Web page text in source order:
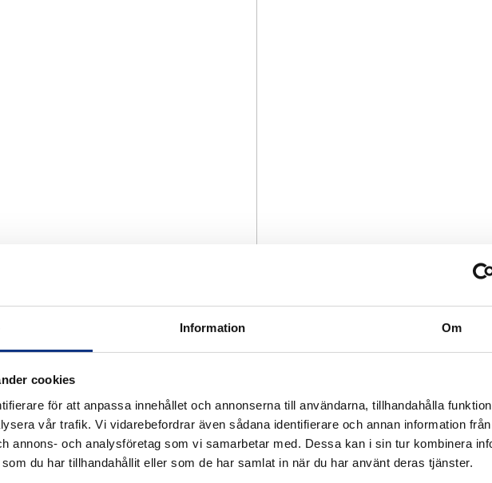
Information Om
cookies
för att anpassa innehållet och annonserna till användarna, tillhandahålla
vår trafik. Vi vidarebefordrar även sådana identifierare och annan information
annons- och analysföretag som vi samarbetar med. Dessa kan i sin tur kombinera
du har tillhandahållit eller som de har samlat in när du har använt deras tjänster.